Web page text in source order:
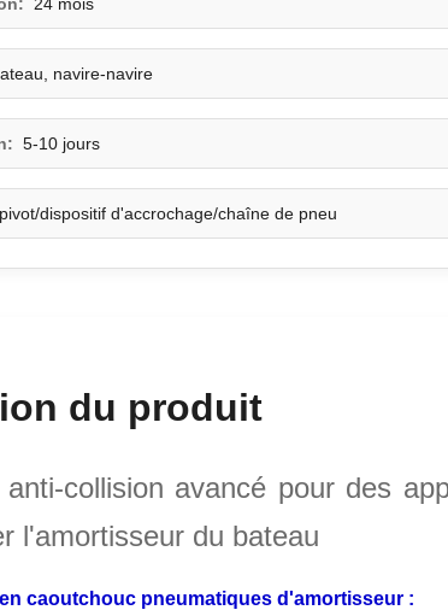
navire-navire
5-10 jours
dispositif d'accrochage/chaîne de pneu
du produit
collision avancé pour des
l'amortisseur du bateau
caoutchouc pneumatiques d'amortisseur :